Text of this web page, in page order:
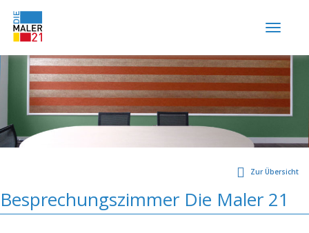
Home
Wir über uns
Leistungen
Beratung & Planung
Maler- und Tapezierarbeiten
Besprechungszimmer Die Maler 21
Zur Übersicht